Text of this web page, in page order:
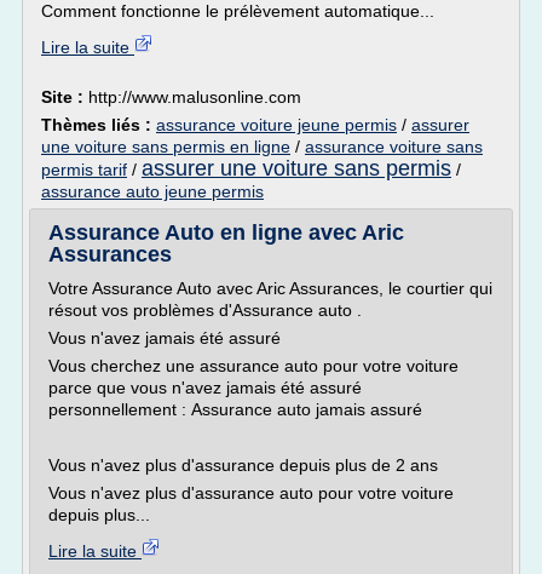
Comment fonctionne le prélèvement automatique...
Lire la suite
Site : http://www.malusonline.com
Thèmes liés : assurance voiture jeune permis / assurer
une voiture sans permis en ligne / assurance voiture sans
permis tarif / assurer une voiture sans permis /
assurance auto jeune permis
Assurance Auto en ligne avec Aric
Assurances
Votre Assurance Auto avec Aric Assurances, le courtier qui
résout vos problèmes d'Assurance auto .
Vous n'avez jamais été assuré
Vous cherchez une assurance auto pour votre voiture
parce que vous n'avez jamais été assuré
personnellement : Assurance auto jamais assuré
Vous n'avez plus d'assurance depuis plus de 2 ans
Vous n'avez plus d'assurance auto pour votre voiture
depuis plus...
Lire la suite